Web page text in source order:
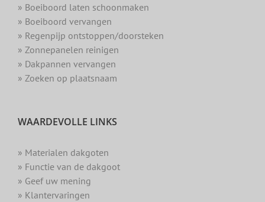
» Boeiboord laten schoonmaken
» Boeiboord vervangen
» Regenpijp ontstoppen/doorsteken
» Zonnepanelen reinigen
» Dakpannen vervangen
» Zoeken op plaatsnaam
WAARDEVOLLE LINKS
» Materialen dakgoten
» Functie van de dakgoot
» Geef uw mening
» Klantervaringen